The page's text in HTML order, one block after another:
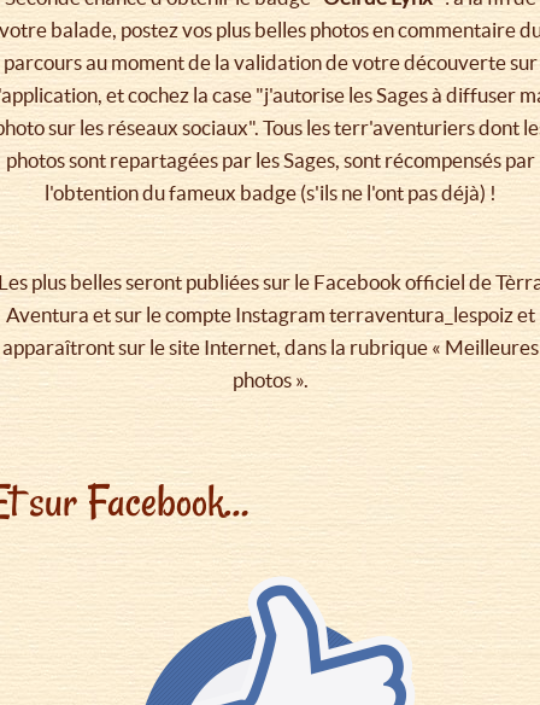
balade, postez vos plus belles photos en commentaire
parcours au moment de la validation de votre découverte sur
et cochez la case "j'autorise les Sages à diffuser
sur les réseaux sociaux". Tous les terr'aventuriers dont
photos sont repartagées par les Sages, sont récompensés par
l'obtention du fameux badge (s'ils ne l'ont pas déjà) !
plus belles seront publiées sur le Facebook officiel de
Aventura et sur le compte Instagram terraventura_lespoiz et
apparaîtront sur le site Internet, dans la rubrique « Meilleures
photos ».
sur Facebook…